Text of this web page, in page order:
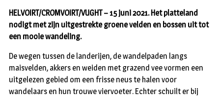
HELVOIRT/CROMVOIRT/VUGHT – 15 juni 2021. Het platteland
nodigt met zijn uitgestrekte groene velden en bossen uit tot
een mooie wandeling.
De wegen tussen de landerijen, de wandelpaden langs
maisvelden, akkers en weiden met grazend vee vormen een
uitgelezen gebied om een frisse neus te halen voor
wandelaars en hun trouwe viervoeter. Echter schuilt er bij